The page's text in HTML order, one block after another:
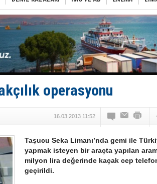
PROYAD, yat mürettebatı için
Türkiye-Irak enerji hattında yeni
Türk Armatöre 'Uyuşturucu'
Deniz turizminde yeni ‘Ceza
DÖDER, 28. Dönem Yönetim
Fairline, Türkiye’de ‘SoleMarin’i
Baltık Denizi'nde tarih yazıldı!
Runit kubbesi okyanusun
Türk Loydu’na Süveyş tonaj yetkisi
operasyonu
16.03.2013 11:52
Taşucu Seka Limanı’nda gemi ile
yapmak isteyen bir araçta yapılan
milyon lira değerinde kaçak cep
geçirildi.